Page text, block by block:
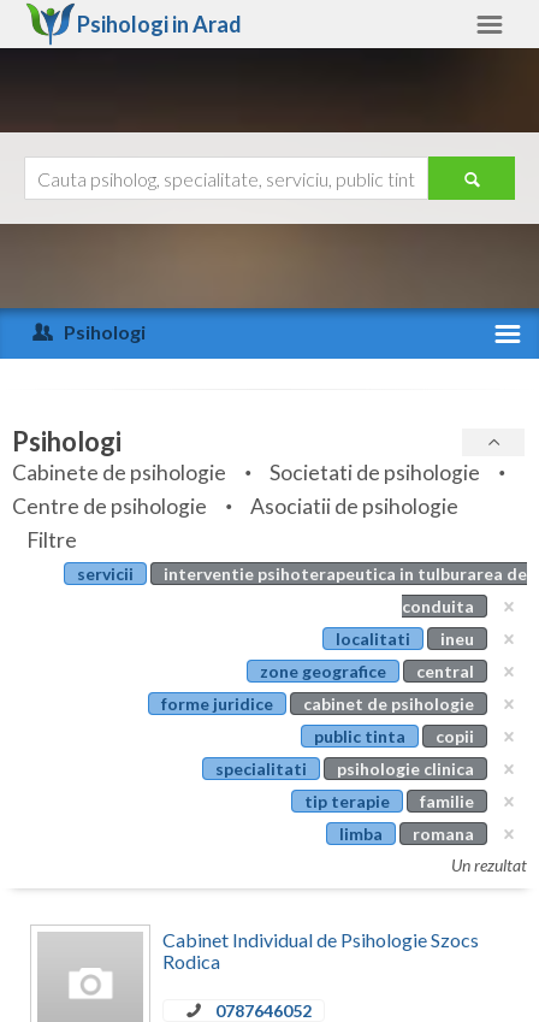
Psihologi inArad
Arad
Arges
Bihor
Bistrita-Nasaud
Botosani
Cluj
Constanta
Covasna
Ajutor
Psihologi
Specialitati
Servicii
Articole
Evenimente
Psihologi
Cabinete de psihologie
Societati de psihologie
Centre de psihologie
Asociatii de psihologie
Filtre
servicii
interventie psihoterapeutica in tulburarea de
conduita
localitati
ineu
zone geografice
central
forme juridice
cabinet de psihologie
public tinta
copii
specialitati
psihologie clinica
tip terapie
familie
limba
romana
Un rezultat
Cabinet Individual de Psihologie Szocs
Rodica
0787646052